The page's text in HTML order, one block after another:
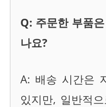
Q: 주문한 부품
나요?
A: 배송 시간은
있지만, 일반적